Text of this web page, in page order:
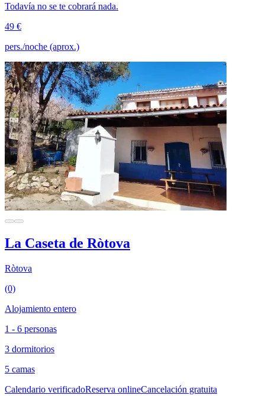
Todavía no se te cobrará nada.
49 €
pers./noche (aprox.)
La Caseta de Ròtova
Ròtova
(0)
Alojamiento entero
1 - 6 personas
3 dormitorios
5 camas
Calendario verificadoReserva onlineCancelación gratuita